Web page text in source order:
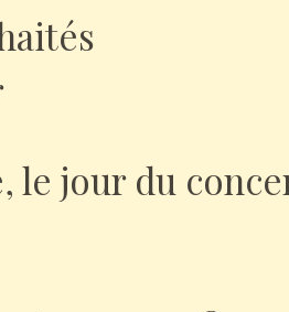
le jour du